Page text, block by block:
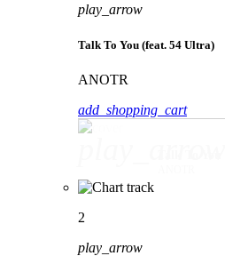
play_arrow
Talk To You (feat. 54 Ultra)
ANOTR
add_shopping_cart
2
play_arrow